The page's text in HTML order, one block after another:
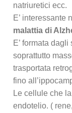
natriuretici ecc.
E’ interessante
malattia di
E’ formata
soprattutto
trasportata
fino
Le cellule che
endotelio. (